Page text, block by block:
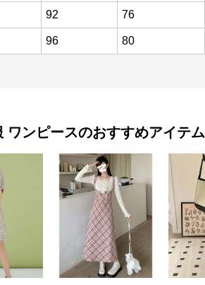
92 76
96 80
ワンピースのおすすめアイテム